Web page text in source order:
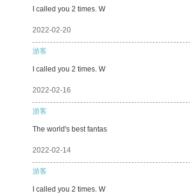
I called you 2 times. W
2022-02-20
游客
I called you 2 times. W
2022-02-16
游客
The world's best fantas
2022-02-14
游客
I called you 2 times. W